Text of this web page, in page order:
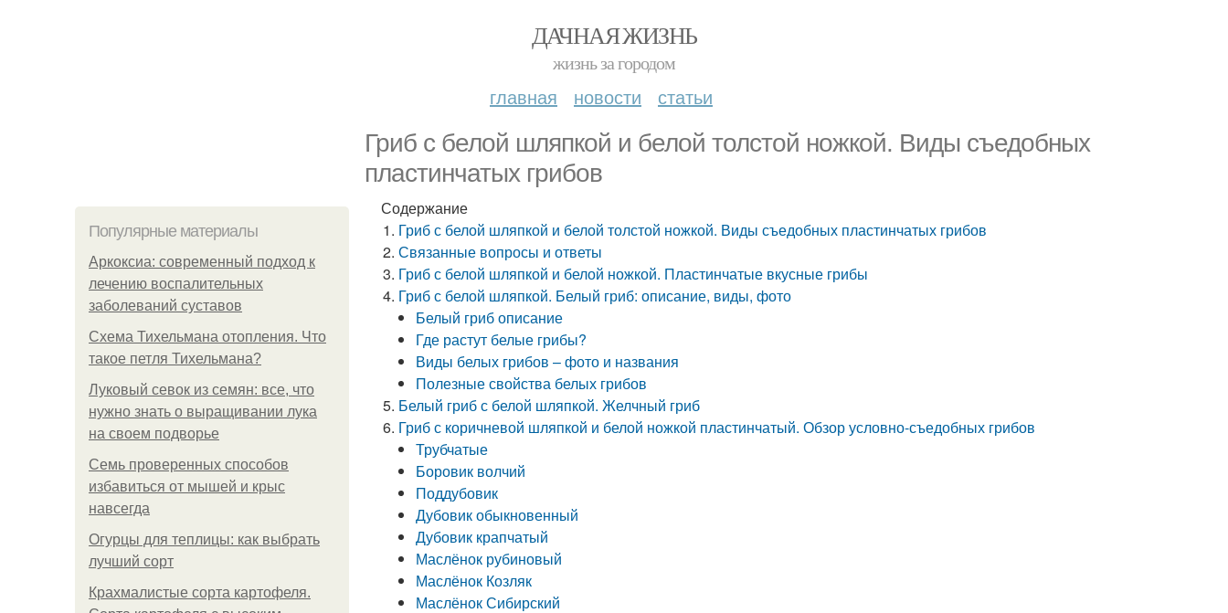
ДАЧНАЯ ЖИЗНЬ
жизнь за городом
главная новости статьи
Гриб с белой шляпкой и белой толстой ножкой. Виды съедобных
пластинчатых грибов
Популярные материалы
Аркоксиа: современный подход к
лечению воспалительных
заболеваний суставов
Схема Тихельмана отопления. Что
такое петля Тихельмана?
Луковый севок из семян: все, что
нужно знать о выращивании лука
на своем подворье
Семь проверенных способов
избавиться от мышей и крыс
навсегда
Огурцы для теплицы: как выбрать
лучший сорт
Крахмалистые сорта картофеля.
Содержание
Гриб с белой шляпкой и белой толстой ножкой. Виды съедобных пластинчатых грибов
Связанные вопросы и ответы
Гриб с белой шляпкой и белой ножкой. Пластинчатые вкусные грибы
Гриб с белой шляпкой. Белый гриб: описание, виды, фото
Белый гриб описание
Где растут белые грибы?
Виды белых грибов – фото и названия
Полезные свойства белых грибов
Белый гриб с белой шляпкой. Желчный гриб
Гриб с коричневой шляпкой и белой ножкой пластинчатый. Обзор условно-съедобных грибов
Трубчатые
Боровик волчий
Поддубовик
Дубовик обыкновенный
Дубовик крапчатый
Маслёнок рубиновый
Маслёнок Козляк
Маслёнок Сибирский